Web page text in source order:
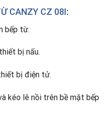
CANZY CZ 08I:
bếp từ.
bị nấu.
bị điện tử.
kéo lê nồi trên bề mặt bếp